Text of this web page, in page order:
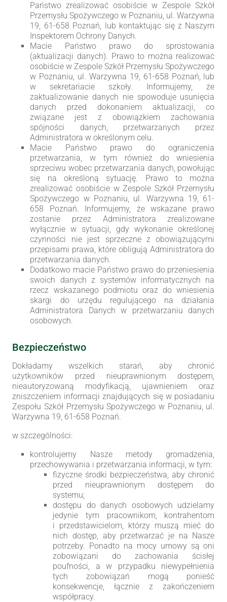
Państwo zrealizować osobiście w Zespole Szkół
Przemysłu Spożywczego w Poznaniu, ul. Warzywna
19, 61-658 Poznań, lub kontaktując się z Naszym
Inspektorem Ochrony Danych.
Macie Państwo prawo do sprostowania
(aktualizacji danych). Prawo to można realizować
osobiście w Zespole Szkół Przemysłu Spożywczego
w Poznaniu, ul. Warzywna 19, 61-658 Poznań, lub
w sekretariacie szkoły. Informujemy, że
zaktualizowanie danych nie spowoduje usunięcia
danych przed dokonaniem aktualizacji, co
związane jest z obowiązkiem zachowania
spójności danych, przetwarzanych przez
Administratora w określonym celu.
Macie Państwo prawo do ograniczenia
przetwarzania, w tym również do wniesienia
sprzeciwu wobec przetwarzania danych, powołując
się na określoną sytuację. Prawo to można
zrealizować osobiście w Zespole Szkół Przemysłu
Spożywczego w Poznaniu, ul. Warzywna 19, 61-
658 Poznań. Informujemy, że wskazane prawo
zostanie przez Administratora zrealizowane
wyłącznie w sytuacji, gdy wykonanie określonej
czynności nie jest sprzeczne z obowiązującymi
przepisami prawa, które obligują Administratora do
przetwarzania danych.
Dodatkowo macie Państwo prawo do przeniesienia
swoich danych z systemów informatycznych na
rzecz wskazanego podmiotu oraz do wniesienia
skargi do urzędu regulującego na działania
Administratora Danych w przetwarzaniu danych
osobowych.
Bezpieczeństwo
Dokładamy wszelkich starań, aby chronić
użytkowników przed nieuprawnionym dostępem,
nieautoryzowaną modyfikacją, ujawnieniem oraz
zniszczeniem informacji znajdujących się w posiadaniu
Zespołu Szkół Przemysłu Spożywczego w Poznaniu, ul.
Warzywna 19, 61-658 Poznań.
w szczególności:
kontrolujemy Nasze metody gromadzenia,
przechowywania i przetwarzania informacji, w tym:
fizyczne środki bezpieczeństwa, aby chronić
przed nieuprawnionym dostępem do
systemu;
dostępu do danych osobowych udzielamy
jedynie tym pracownikom, kontrahentom
i przedstawicielom, którzy muszą mieć do
nich dostęp, aby przetwarzać je na Nasze
potrzeby. Ponadto na mocy umowy są oni
zobowiązani do zachowania ścisłej
poufności, a w przypadku niewypełnienia
tych zobowiązań mogą ponieść
konsekwencje, łącznie z zakończeniem
współpracy.